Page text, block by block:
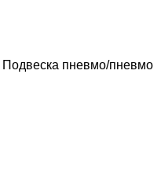
Подвеска пневмо/пневмо